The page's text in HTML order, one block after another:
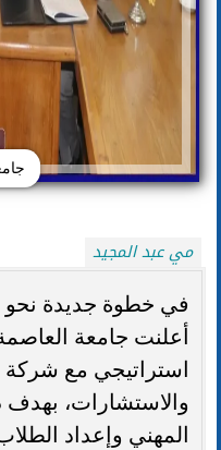
مي عبد المجيد
في خطوة جديدة نحو
أعلنت جامعة
استراتيجي مع شركة
والاستشارات،
المهني وإعداد